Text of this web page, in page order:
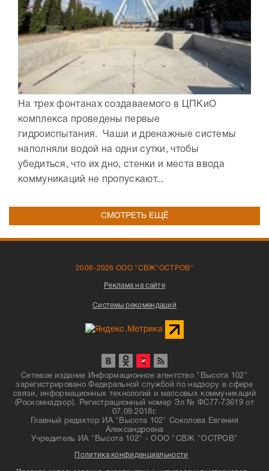
На трех фонтанах создаваемого в ЦПКиО
комплекса проведены первые
гидроиспытания. Чаши и дренажные системы
наполняли водой на одни сутки, чтобы
убедиться, что их дно, стенки и места ввода
коммуникаций не пропускают...
СМОТРЕТЬ ЕЩЁ
2006-2026 ООО "СВЖ"ОСТРОВ"
Реклама на сайте
Системы рекомендаций
Сетевое издание Информационное агентство "Высота 102"
зарегистрировано Федеральной службой по надзору в сфере
связи, информационных технологий и массовых коммуникаций
(Роскомнадзор). Регистрационный номер Эл № ФС77-73619 от
07.09.2018г.
Главный редактор ИА "Высота 102" Соколова Евгения
Александровна
Учредитель ИА "Высота 102" - ООО "СВЖ "ОСТРОВ"
Политика конфиденциальности